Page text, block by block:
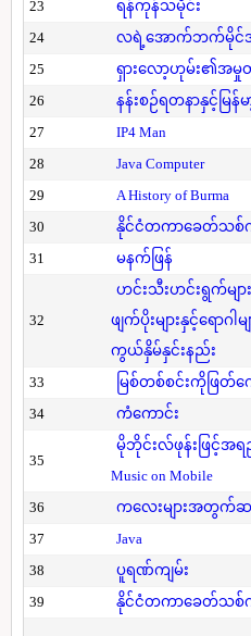
23
ရန်ကုန်သမိုင်း
24
လရဲ့အောက်ဘက်မိုင်အ
25
ရှားလော့ဟုမ်း၏အမှုတွဲ
26
နန်းစဉ်ရတနာနှင့်မြ
27
IP4 Man
28
Java Computer
29
A History of Burma
30
နိုင်ငံတကာခေတ်သစ်ဂန္
31
မနက်ဖြန်
32
ဟင်းသီးဟင်းရွက်မ
ဖျက်ပိုးများနှင့်ရောဂ
ကွယ်နှိမ်နှင်းနည်း
33
မြစ်တစ်စင်းကိုဖြတ်ကျ
34
ကံကောင်း
35
မိုဘိုင်းလ်ဖုန်းဖြင့်အရ
Music on Mobile
36 ကလေးများအတွက်ဆ
37
Java
38
ပူရဏ်ကျမ်း
39
နိုင်ငံတကာခေတ်သစ်ဂန္